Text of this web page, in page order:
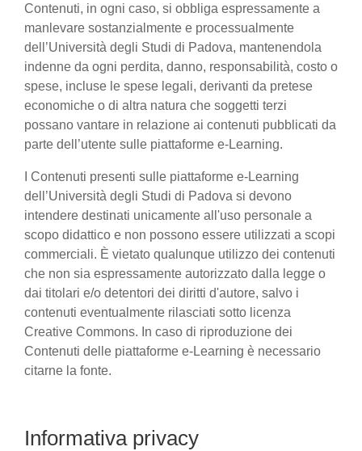
Contenuti, in ogni caso, si obbliga espressamente a
manlevare sostanzialmente e processualmente
dell’Università degli Studi di Padova, mantenendola
indenne da ogni perdita, danno, responsabilità, costo o
spese, incluse le spese legali, derivanti da pretese
economiche o di altra natura che soggetti terzi
possano vantare in relazione ai contenuti pubblicati da
parte dell’utente sulle piattaforme e-Learning.
I Contenuti presenti sulle piattaforme e-Learning
dell’Università degli Studi di Padova si devono
intendere destinati unicamente all'uso personale a
scopo didattico e non possono essere utilizzati a scopi
commerciali. È vietato qualunque utilizzo dei contenuti
che non sia espressamente autorizzato dalla legge o
dai titolari e/o detentori dei diritti d'autore, salvo i
contenuti eventualmente rilasciati sotto licenza
Creative Commons. In caso di riproduzione dei
Contenuti delle piattaforme e-Learning è necessario
citarne la fonte.
Informativa privacy